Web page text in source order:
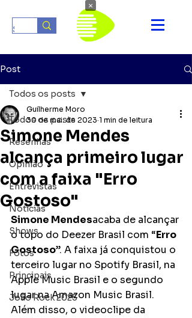
Post
Todos os posts
Resenhas
Opinião
Entrevistas
Notícias
Shows
Fotos
Principais
João Rock 2025
Todos os posts
Simone Mendes
alcança primeiro lugar
com a faixa "Erro
Gostoso"
Guilherme Moro
30 de mai. de 2023 1 min de leitura
Simone Mendesacaba de alcançar
o topo do Deezer Brasil com “Erro
Gostoso”. A faixa já conquistou o
terceiro lugar no Spotify Brasil, na
Apple Music Brasil e o segundo
lugar na Amazon Music Brasil.
Além disso, o videoclipe da
×